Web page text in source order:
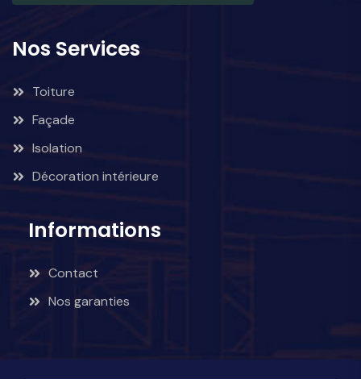
Nos Services
Toiture
Façade
Isolation
Décoration intérieure
Informations
Contact
Nos garanties